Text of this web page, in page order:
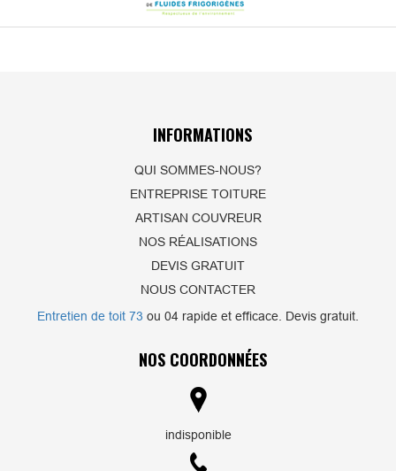
INFORMATIONS
QUI SOMMES-NOUS?
ENTREPRISE TOITURE
ARTISAN COUVREUR
NOS RÉALISATIONS
DEVIS GRATUIT
NOUS CONTACTER
Entretien de toit 73 ou 04 rapide et efficace. Devis gratuit.
NOS COORDONNÉES
indisponible